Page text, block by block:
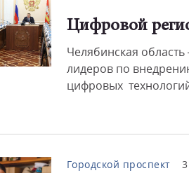
Цифровой
Челябинская область
лидеров по
цифровых
Городской проспект